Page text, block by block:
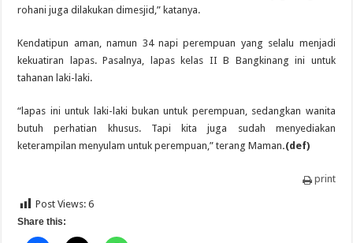
rohani juga dilakukan dimesjid,” katanya.
Kendatipun aman, namun 34 napi perempuan yang selalu menjadi
kekuatiran lapas. Pasalnya, lapas kelas II B Bangkinang ini untuk
tahanan laki-laki.
“lapas ini untuk laki-laki bukan untuk perempuan, sedangkan wanita
butuh perhatian khusus. Tapi kita juga sudah menyediakan
keterampilan menyulam untuk perempuan,” terang Maman.(def)
print
Post Views: 6
Share this: